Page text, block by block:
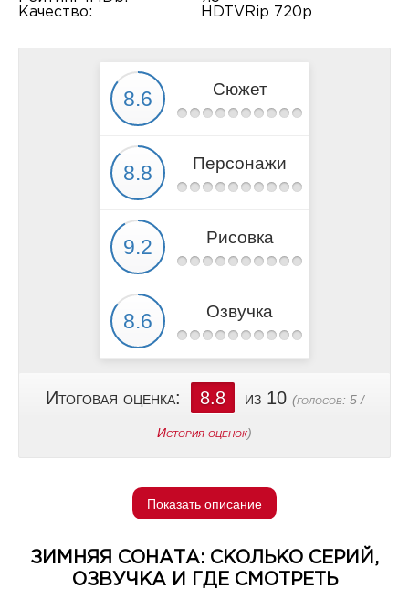
Качество:
HDTVRip 720p
Сюжет
Персонажи
Рисовка
Озвучка
Итоговая оценка: 8.8 из 10 (голосов: 5/
История оценок)
Показать описание
ЗИМНЯЯ СОНАТА: СКОЛЬКО СЕРИЙ,
ОЗВУЧКА И ГДЕ СМОТРЕТЬ